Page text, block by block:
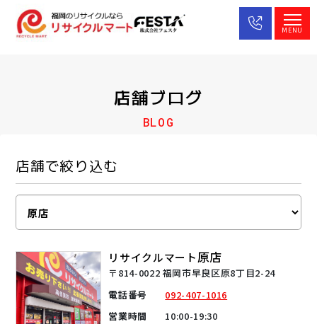
店舗ブログ
BLOG
店舗で絞り込む
リサイクルマート原店
〒814-0022 福岡市早良区原8丁目2-24
電話番号
092-407-1016
営業時間
10:00-19:30
MENU